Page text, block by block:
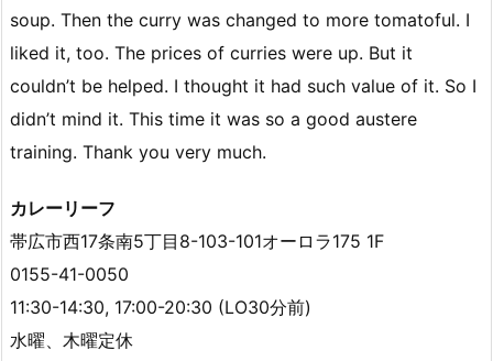
soup. Then the curry was changed to more tomatoful. I
liked it, too. The prices of curries were up. But it
couldn’t be helped. I thought it had such value of it. So I
didn’t mind it. This time it was so a good austere
training. Thank you very much.
カレーリーフ
帯広市西17条南5丁目8-103-101オーロラ175 1F
0155-41-0050
11:30-14:30, 17:00-20:30 (LO30分前)
水曜、木曜定休